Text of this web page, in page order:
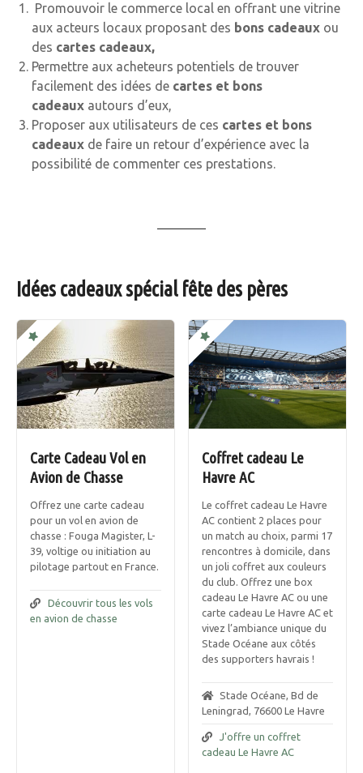
Promouvoir le commerce local en offrant une vitrine
aux acteurs locaux proposant des bons cadeaux ou
des cartes cadeaux,
Permettre aux acheteurs potentiels de trouver
facilement des idées de cartes et bons
cadeaux autours d’eux,
Proposer aux utilisateurs de ces cartes et bons
cadeaux de faire un retour d’expérience avec la
possibilité de commenter ces prestations.
Idées cadeaux spécial fête des pères
Carte Cadeau Vol en
Avion de Chasse
Offrez une carte cadeau
pour un vol en avion de
chasse : Fouga Magister, L-
39, voltige ou initiation au
pilotage partout en France.
Découvrir tous les vols
en avion de chasse
Coffret cadeau Le
Havre AC
Le coffret cadeau Le Havre
AC contient 2 places pour
un match au choix, parmi 17
rencontres à domicile, dans
un joli coffret aux couleurs
du club. Offrez une box
cadeau Le Havre AC ou une
carte cadeau Le Havre AC et
vivez l’ambiance unique du
Stade Océane aux côtés
des supporters havrais !
Stade Océane, Bd de
Leningrad, 76600 Le Havre
J'offre un coffret
cadeau Le Havre AC